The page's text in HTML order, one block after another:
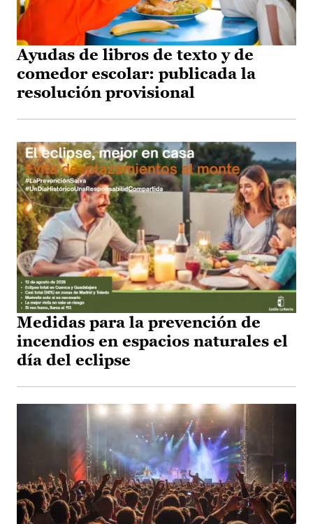
Ayudas de libros de texto y de
comedor escolar: publicada la
resolución provisional
Medidas para la prevención de
incendios en espacios naturales el
día del eclipse